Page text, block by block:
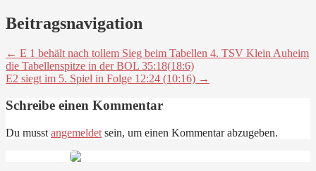
Beitragsnavigation
← E 1 behält nach tollem Sieg beim Tabellen 4. TSV Klein Auheim
die Tabellenspitze in der BOL 35:18(18:6)
E2 siegt im 5. Spiel in Folge 12:24 (10:16) →
Schreibe einen Kommentar
Du musst angemeldet sein, um einen Kommentar abzugeben.